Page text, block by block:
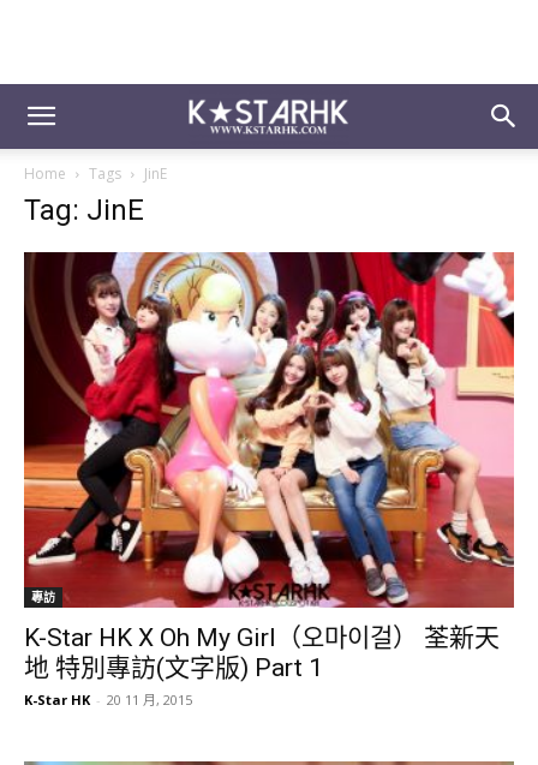
Home Tags JinE
Tag: JinE
專訪
K-Star HK X Oh My Girl（오마이걸） 荃新天
地 特別專訪(文字版) Part 1
K-Star HK - 20 11 月, 2015